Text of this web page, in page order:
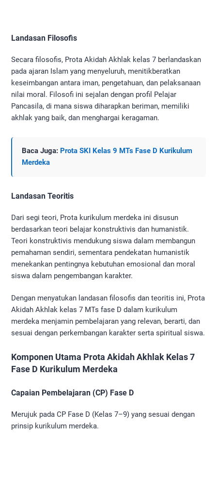
Landasan Filosofis
Secara filosofis, Prota Akidah Akhlak kelas 7 berlandaskan
pada ajaran Islam yang menyeluruh, menitikberatkan
keseimbangan antara iman, pengetahuan, dan pelaksanaan
nilai moral. Filosofi ini sejalan dengan profil Pelajar
Pancasila, di mana siswa diharapkan beriman, memiliki
akhlak yang baik, dan menghargai keragaman.
Baca Juga: Prota SKI Kelas 9 MTs Fase D Kurikulum
Merdeka
Landasan Teoritis
Dari segi teori, Prota kurikulum merdeka ini disusun
berdasarkan teori belajar konstruktivis dan humanistik.
Teori konstruktivis mendukung siswa dalam membangun
pemahaman sendiri, sementara pendekatan humanistik
menekankan pentingnya kebutuhan emosional dan moral
siswa dalam pengembangan karakter.
Dengan menyatukan landasan filosofis dan teoritis ini, Prota
Akidah Akhlak kelas 7 MTs fase D dalam kurikulum
merdeka menjamin pembelajaran yang relevan, berarti, dan
sesuai dengan perkembangan karakter serta spiritual siswa.
Komponen Utama Prota Akidah Akhlak Kelas 7
Fase D Kurikulum Merdeka
Capaian Pembelajaran (CP) Fase D
Merujuk pada CP Fase D (Kelas 7–9) yang sesuai dengan
prinsip kurikulum merdeka.